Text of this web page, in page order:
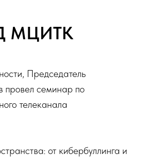
МЦИТК
Председатель
провел семинар по
телеканала
от кибербуллинга и